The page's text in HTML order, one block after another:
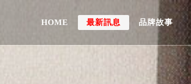
HOME 最新訊息 品牌故事